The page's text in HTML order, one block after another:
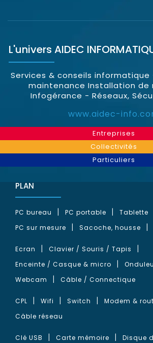
L'univers AIDEC
Services & conseils informatique
maintenance Installation de
Infogérance - Réseaux,
www.aidec-
Entreprises
Collectivités
Particuliers
PLAN
PC bureau PC portable
Tablette
PC sur mesure
Sacoche, housse
Ecran
Clavier / Souris / Tapis
Enceinte / Casque & micro
Webcam
Câble / Connectique
CPL Wifi Switch
Modem &
Câble réseau
Clé USB Carte mémoire
Disque